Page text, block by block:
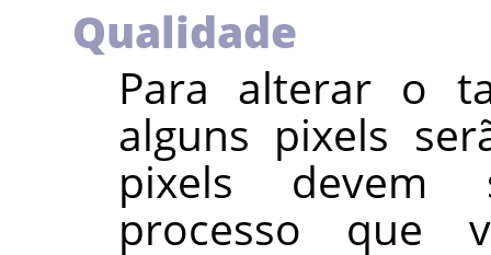
Qualidade
Para alterar o
alguns pixels
pixels devem
processo que